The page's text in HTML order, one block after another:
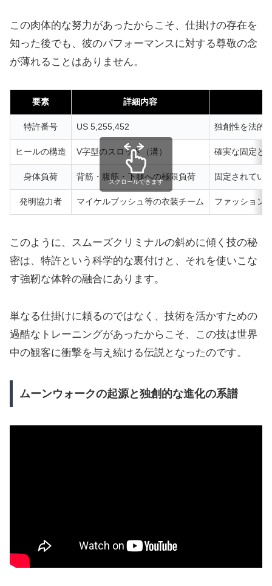
この肉体的な努力があったからこそ、仕掛けの存在を
知った後でも、彼のパフォーマンスに対する尊敬の念
が薄れることはありません。
要素 詳細内容
特許番号 US 5,255,452 独創性を法的
ヒールの構造 V字型のスロット（溝） 確実な固定と
身体負荷 背筋・腹筋・下腿への極限負荷 固定されてい
発明協力者 マイケルブッシュ等の衣装チーム ファッション
スクロールできます
このように、スムーズクリミナルの斜めに傾く技の秘
密は、特許という科学的な裏付けと、それを使いこな
す強靭な体幹の融合にあります。
単なる仕掛けに頼るのではなく、技術を活かすための
過酷なトレーニングがあったからこそ、この技は世界
中の観客に衝撃を与え続ける伝説となったのです。
ムーンウォークの起源と独創的な進化の系譜